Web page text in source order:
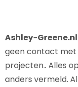
Ashley-Greene.nl
geen contact met
projecten.. Alles
anders vermeld.